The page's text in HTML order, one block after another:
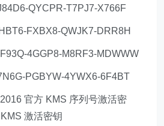
QYCPR-T7PJ7-X766F
FXBX8-QWJK7-DRR8H
4GGP8-M8RF3-MDWWW
PGBYW-4YWX6-6F4BT
官方 KMS 序列号激活密
激活密钥